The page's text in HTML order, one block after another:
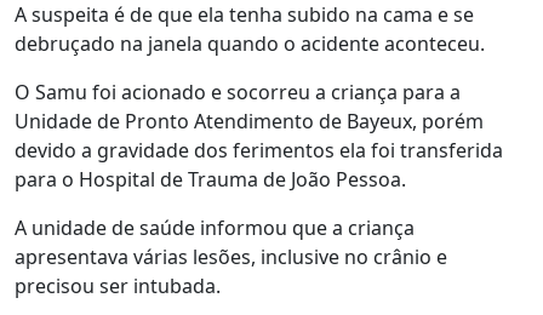
A suspeita é de que ela tenha subido na cama e se
debruçado na janela quando o acidente aconteceu.
O Samu foi acionado e socorreu a criança para a
Unidade de Pronto Atendimento de Bayeux, porém
devido a gravidade dos ferimentos ela foi transferida
para o Hospital de Trauma de João Pessoa.
A unidade de saúde informou que a criança
apresentava várias lesões, inclusive no crânio e
precisou ser intubada.